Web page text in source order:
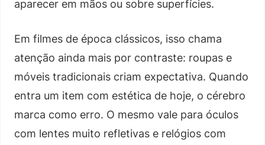
aparecer em mãos ou sobre superfícies.
Em filmes de época clássicos, isso chama
atenção ainda mais por contraste: roupas e
móveis tradicionais criam expectativa. Quando
entra um item com estética de hoje, o cérebro
marca como erro. O mesmo vale para óculos
com lentes muito refletivas e relógios com